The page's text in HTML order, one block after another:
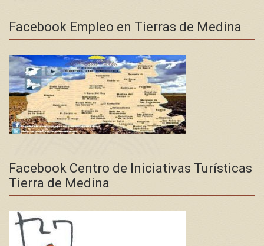
Facebook Empleo en Tierras de Medina
Facebook Centro de Iniciativas Turísticas
Tierra de Medina